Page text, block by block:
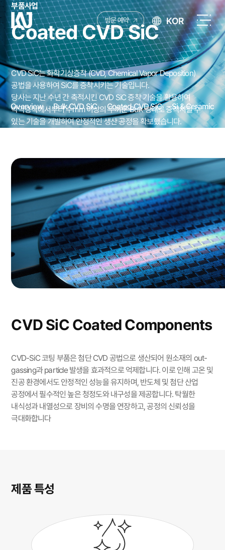
케
이
엔
제
이
방문 예약 KOR
전
체
메
뉴
열
기
부품사업
Coated CVD SiC
CVD SiC는 화학기상증착 (CVD, Chemical Vapor Deposition)
공법을 사용하여 SiC를 증착시키는 기술입니다.
당사는 지난 수년 간 축적시킨 CVD SiC 증착 기술을 활용하여
박막층착에서부터 수mm 이상의 두꺼운 Bulk 형태로 증착시킬 수
있는 기술을 개발하여 안정적인 생산 공정을 확보했습니다.
Overview Bulk CVD SiC Coated CVD SiC Si & Ceramic
CVD SiC Coated Components
CVD-SiC 코팅 부품은 첨단 CVD 공법으로 생산되어 원소재의 out-
gassing과 particle 발생을 효과적으로 억제합니다. 이로 인해 고온 및
진공 환경에서도 안정적인 성능을 유지하며, 반도체 및 첨단 산업
공정에서 필수적인 높은 청정도와 내구성을 제공합니다. 탁월한
내식성과 내열성으로 장비의 수명을 연장하고, 공정의 신뢰성을
극대화합니다
제품 특성